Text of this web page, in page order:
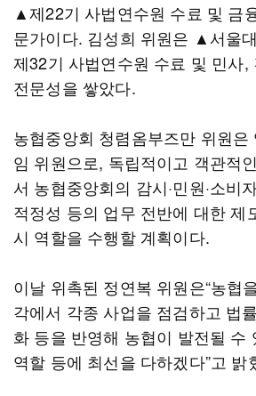
▲제22기 사법연수원 수료 및 금
문가이다. 김성희 위원은 ▲서울
제32기 사법연수원 수료 및 민사,
전문성을 쌓았다.
농협중앙회 청렴옴부즈만 위원
임 위원으로, 독립적이고 객관적
서 농협중앙회의 감시·민원·소비
적정성 등의 업무 전반에 대한 제
시 역할을 수행할 계획이다.
이날 위촉된 정연복 위원은“농협
각에서 각종 사업을 점검하고 법
화 등을 반영해 농협이 발전될 수
역할 등에 최선을 다하겠다”고 밝